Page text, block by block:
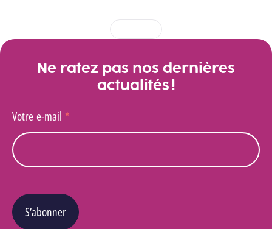
1 2 3 4
Ne ratez pas nos dernières
actualités !
Votre e-mail *
S’abonner